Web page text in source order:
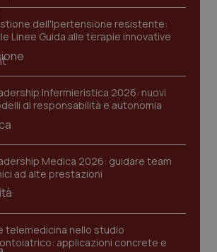
& Testa Collo
dell'Ipertensione resistente:
Linee Guida alle terapie innovative
Infermieristica 2026: nuovi
di responsabilità e autonomia
Medica 2026: guidare team
ad alte prestazioni
telemedicina nello studio
applicazioni concrete e
contribuiscono a rendere fruibile il
funzionalità di base quali la
sulle pagine e l'accesso alle aree
sito. Il sito web non è in grado di
correttamente senza questi cookie.
Fornitore / Dominio
YouTube